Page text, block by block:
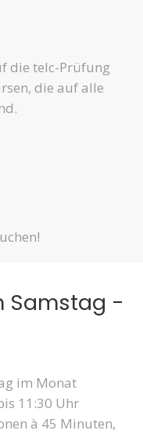
die telc-Prüfung
die auf alle
Samstag -
im Monat
11:30 Uhr
à 45 Minuten,